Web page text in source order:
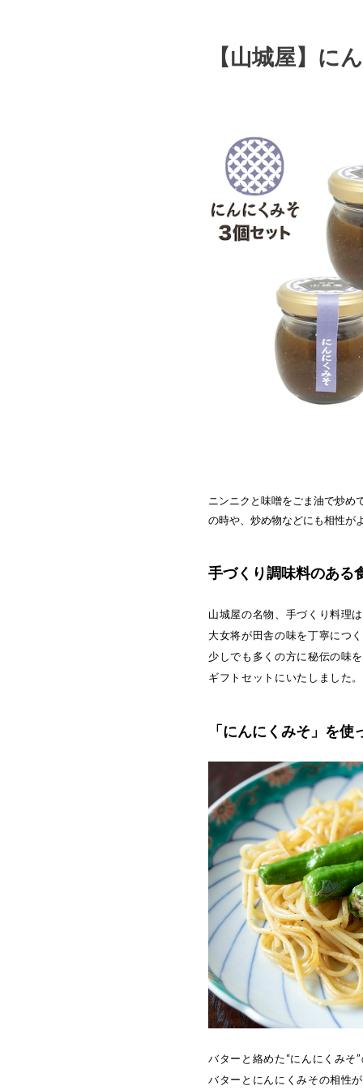
【山城屋】に
ニンニクと味噌をごま油で炒め
の時や、炒め物などにも相性が
手づくり調味料のある
山城屋の名物、手づくり料理は
大女将が田舎の味を丁寧につ
少しでも多くの方に秘伝の味
ギフトセットにいたしました。
「にんにくみそ」を
バターと絡めた“にんにくみそ
バターとにんにくみその相性